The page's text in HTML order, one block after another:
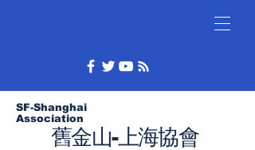
舊金山-上海協會
SF-Shanghai
Association